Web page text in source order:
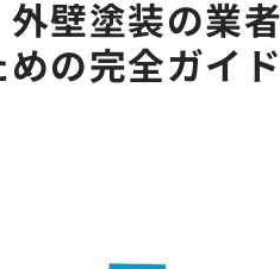
外壁塗装の業
の完全ガイド